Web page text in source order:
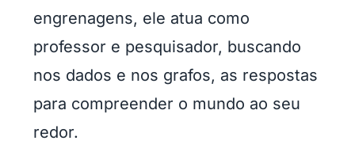
engrenagens, ele atua como
professor e pesquisador, buscando
nos dados e nos grafos, as respostas
para compreender o mundo ao seu
redor.